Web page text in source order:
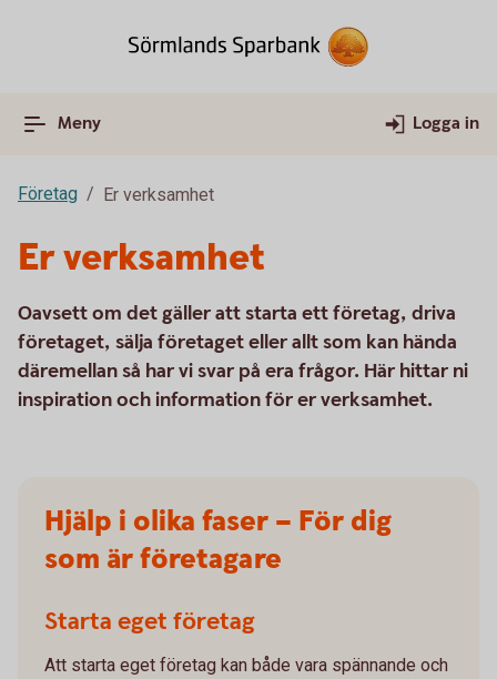
Meny Logga in
Företag Er verksamhet
Er verksamhet
Oavsett om det gäller att starta ett företag, driva
företaget, sälja företaget eller allt som kan hända
däremellan så har vi svar på era frågor. Här hittar ni
inspiration och information för er verksamhet.
Hjälp i olika faser – För dig
som är företagare
Starta eget företag
Att starta eget företag kan både vara spännande och